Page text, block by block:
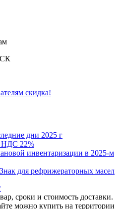
скидка!
дни 2025 г
НДС 22%
инвентаризации в 2025-м
для рефрижераторных масел
сроки и стоимость доставки.
можно купить на территории